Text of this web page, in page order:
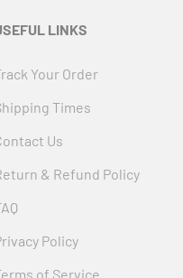
LINKS
Your Order
Times
Us
& Refund Policy
Policy
of Service